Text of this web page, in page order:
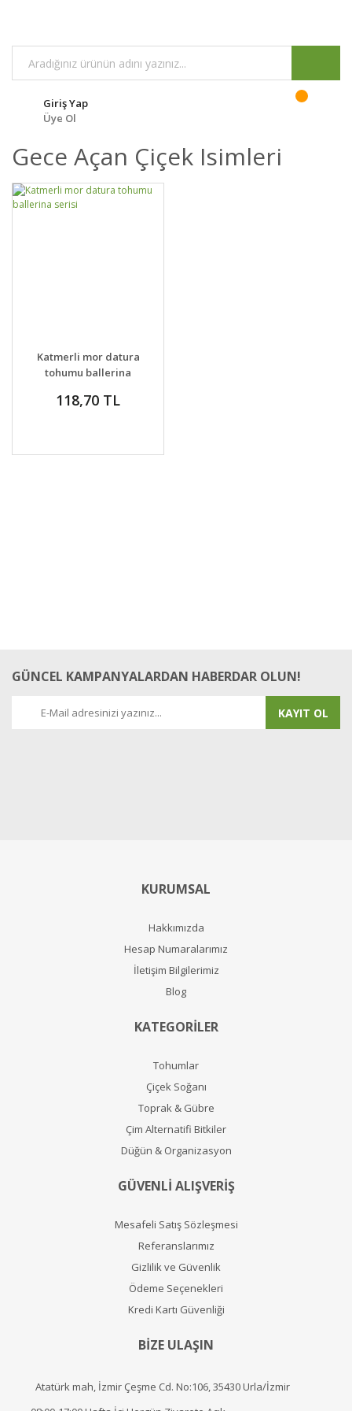
Giriş Yap
Üye Ol
Gece Açan Çiçek Isimleri
DETAYLAR
VER
Katmerli mor datura
tohumu ballerina
118,70 TL
GÜNCEL KAMPANYALARDAN HABERDAR OLUN!
KAYIT OL
KURUMSAL
Hakkımızda
Hesap Numaralarımız
İletişim Bilgilerimiz
Blog
KATEGORİLER
Tohumlar
Çiçek Soğanı
Toprak & Gübre
Çim Alternatifi Bitkiler
Düğün & Organizasyon
GÜVENLİ ALIŞVERİŞ
Mesafeli Satış Sözleşmesi
Referanslarımız
Gizlilik ve Güvenlik
Ödeme Seçenekleri
Kredi Kartı Güvenliği
BİZE ULAŞIN
Atatürk mah, İzmir Çeşme Cd. No:106, 35430 Urla/İzmir